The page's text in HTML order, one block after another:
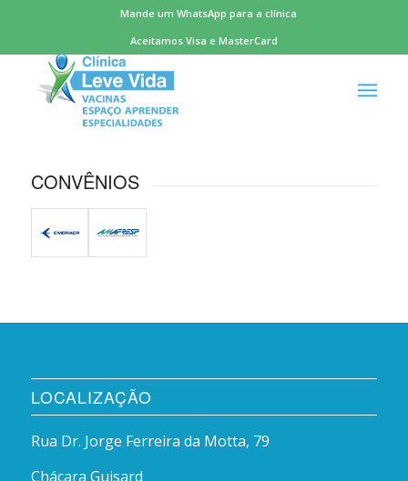
Mande um WhatsApp para a clínica
Aceitamos Visa e MasterCard
CONVÊNIOS
LOCALIZAÇÃO
Rua Dr. Jorge Ferreira da Motta, 79
Chácara Guisard